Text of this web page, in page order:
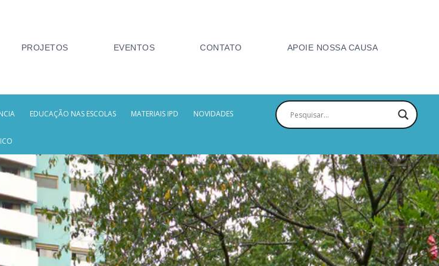
PROJETOS EVENTOS CONTATO APOIE NOSSA CAUSA
EDUCAÇÃO NAS ESCOLAS MATERIAIS IPD NOVIDADES